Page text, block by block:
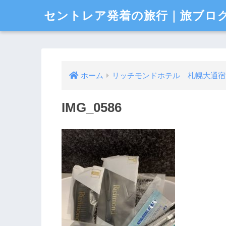
セントレア発着の旅行｜旅ブロ
ホーム リッチモンドホテル 札幌大通
IMG_0586